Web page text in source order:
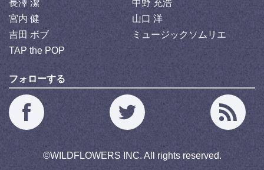
長澤 潔
中野 充浩
宮内 健
山口 洋
吉田 ボブ
ミュージックソムリエ
TAP the POP
フォローする
©WILDFLOWERS INC. All rights reserved.